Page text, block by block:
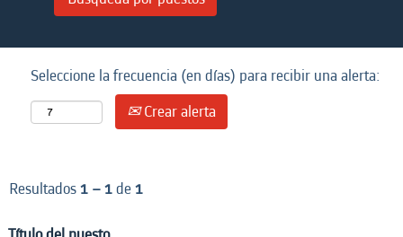
Seleccione la frecuencia (en días) para recibir una alerta:
Crear alerta
Resultados1 – 1de1